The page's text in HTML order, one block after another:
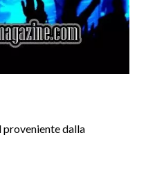
proveniente dalla